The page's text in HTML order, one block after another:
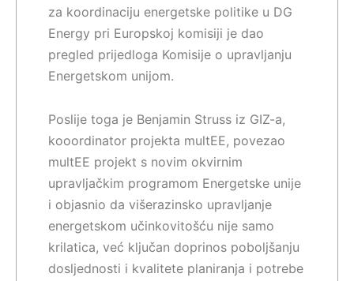
za koordinaciju energetske politike u DG
Energy pri Europskoj komisiji je dao
pregled prijedloga Komisije o upravljanju
Energetskom unijom.
Poslije toga je Benjamin Struss iz GIZ-a,
kooordinator projekta multEE, povezao
multEE projekt s novim okvirnim
upravljačkim programom Energetske unije
i objasnio da višerazinsko upravljanje
energetskom učinkovitošću nije samo
krilatica, već ključan doprinos poboljšanju
dosljednosti i kvalitete planiranja i potrebe